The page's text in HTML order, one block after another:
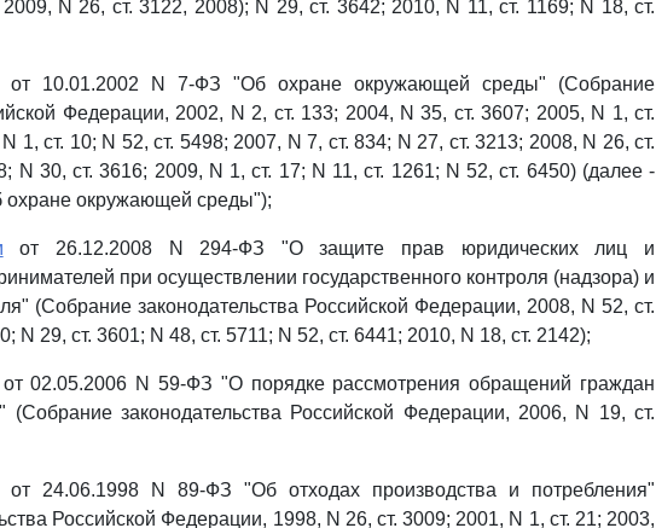
N 26, ст. 3122, 2008); N 29, ст. 3642; 2010, N 11, ст. 1169; N 18, ст.
от 10.01.2002 N 7-ФЗ "Об охране окружающей среды" (Собрание
Федерации, 2002, N 2, ст. 133; 2004, N 35, ст. 3607; 2005, N 1, ст.
1, ст. 10; N 52, ст. 5498; 2007, N 7, ст. 834; N 27, ст. 3213; 2008, N 26, ст.
N 30, ст. 3616; 2009, N 1, ст. 17; N 11, ст. 1261; N 52, ст. 6450) (далее -
охране окружающей среды");
от 26.12.2008 N 294-ФЗ "О защите прав юридических лиц и
при осуществлении государственного контроля (надзора) и
(Собрание законодательства Российской Федерации, 2008, N 52, ст.
N 29, ст. 3601; N 48, ст. 5711; N 52, ст. 6441; 2010, N 18, ст. 2142);
от 02.05.2006 N 59-ФЗ "О порядке рассмотрения обращений граждан
(Собрание законодательства Российской Федерации, 2006, N 19, ст.
от 24.06.1998 N 89-ФЗ "Об отходах производства и потребления"
Российской Федерации, 1998, N 26, ст. 3009; 2001, N 1, ст. 21; 2003,